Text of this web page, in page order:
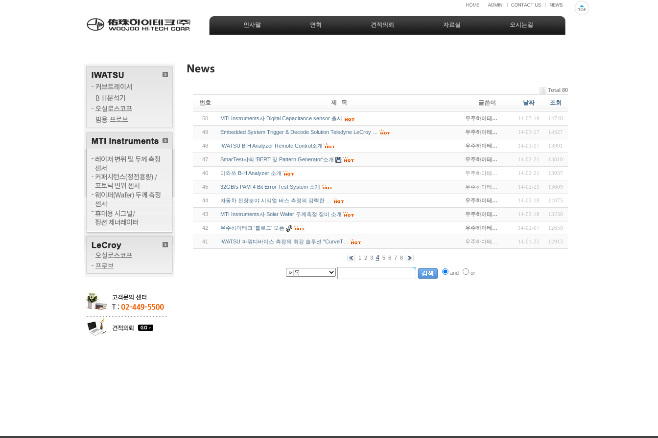
인사말 연혁 견적의뢰 자료실 오시는길
Total 80
번호 제 목 글쓴이 날짜 조회
50 MTI Instruments사 Digital Capacitance sensor 출시 우주하이테… 14-03-19 14748
49 Embedded System Trigger & Decode Solution Teledyne LeCroy … 우주하이테… 14-03-17 14527
48 IWATSU B-H Analyzer Remote Control소개 우주하이테… 14-03-17 13991
47 SmarTest사의 'BERT 및 Pattern Generator'소개 우주하이테… 14-02-21 13810
46 이와쯔 B-H Analyzer 소개 우주하이테… 14-02-21 13937
45 32GB/s PAM-4 Bit Error Test System 소개 우주하이테… 14-02-21 13609
44 자동차 전장분야 시리얼 버스 측정의 강력한 … 우주하이테… 14-02-18 12875
43 MTI Instruments사 Solar Wafer 두께측정 장비 소개 우주하이테… 14-02-18 13230
42 우주하이테크 '블로그' 오픈 우주하이테… 14-02-07 12659
41 IWATSU 파워디바이스 측정의 최강 솔루션 "CurveT… 우주하이테… 14-01-22 12913
1 2 3 4 5 6 7 8
and or